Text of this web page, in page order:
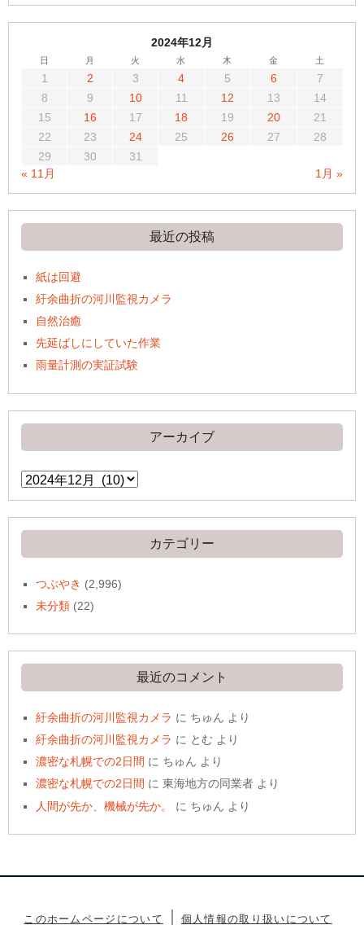
2024年12月
日 月 火 水 木 金 土
1 2 3 4 5 6
7
8
9 10 11 12 13
14
15
16 17 18 19 20
21
22
23 24 25 26 27
28
29
30
31
« 11月
1月 »
最近の投稿
紙は回避
紆余曲折の河川監視カメラ
自然治癒
先延ばしにしていた作業
雨量計測の実証試験
アーカイブ
ア
ー
イ
ブ
カテゴリー
つぶやき (2,996)
未分類 (22)
最近のコメント
紆余曲折の河川監視カメラ に ちゅん より
紆余曲折の河川監視カメラ に とむ より
濃密な札幌での2日間 に ちゅん より
濃密な札幌での2日間 に東海地方の同業者 より
人間が先か、機械が先か。
に ちゅん より
このホームページについて 個人情報の取り扱いについて